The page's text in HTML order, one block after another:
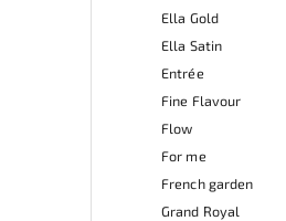
Ella Gold
Ella Satin
Entrée
Fine Flavour
Flow
For me
French garden
Grand Royal